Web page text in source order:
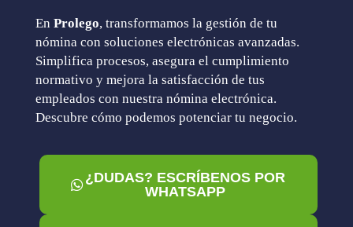
En Prolego, transformamos la gestión de tu
nómina con soluciones electrónicas avanzadas.
Simplifica procesos, asegura el cumplimiento
normativo y mejora la satisfacción de tus
empleados con nuestra nómina electrónica.
Descubre cómo podemos potenciar tu negocio.
¿DUDAS? ESCRÍBENOS POR
WHATSAPP